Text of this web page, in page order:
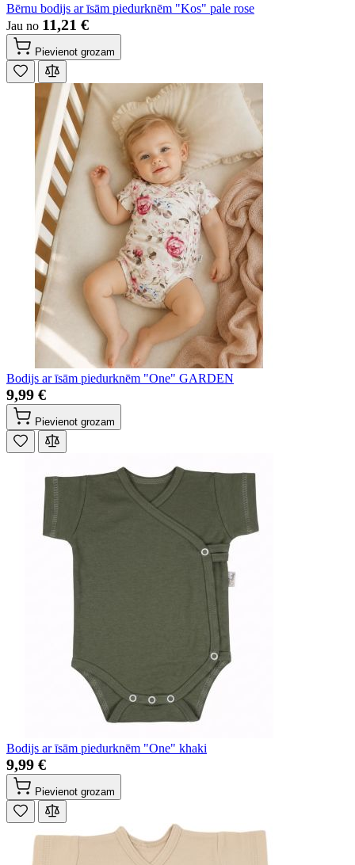
Bērnu bodijs ar īsām piedurknēm "Kos" pale rose
Jau no 11,21 €
Pievienot grozam
Bodijs ar īsām piedurknēm "One" GARDEN
9,99 €
Pievienot grozam
Bodijs ar īsām piedurknēm "One" khaki
9,99 €
Pievienot grozam